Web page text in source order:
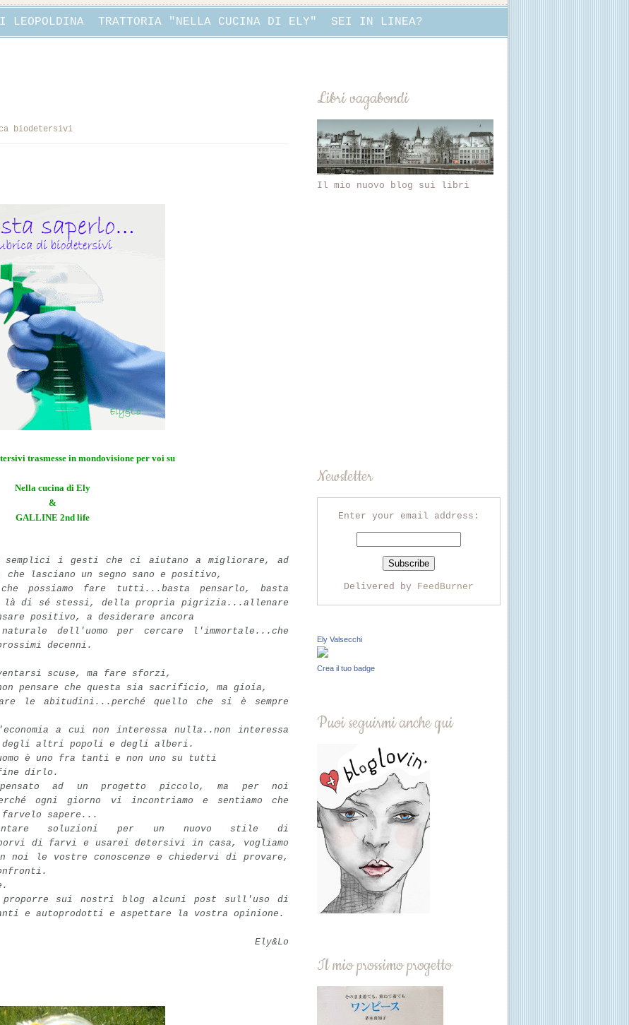
LEOPOLDINA TRATTORIA "NELLA CUCINA DI ELY" SEI IN LINEA?
biodetersivi
trasmesse in mondovisione per voi su
Nella cucina di Ely
&
GALLINE 2nd life
semplici i gesti che ci aiutano a migliorare, ad
lasciano un segno sano e positivo,
possiamo fare tutti...basta pensarlo, basta
là di sé stessi, della propria pigrizia...allenare
positivo, a desiderare ancora
dell'uomo per cercare l'immortale...che
decenni.
scuse, ma fare sforzi,
pensare che questa sia sacrificio, ma gioia,
le abitudini... perché quello che si è sempre
a cui non interessa nulla..non interessa
altri popoli e degli alberi.
è uno fra tanti e non uno su tutti
dirlo.
ad un progetto piccolo, ma per noi
ogni giorno vi incontriamo e sentiamo che
sapere...
soluzioni per un nuovo stile di
di farvi e usarei detersivi in casa, vogliamo
noi le vostre conoscenze e chiedervi di provare,
sui nostri blog alcuni post sull'uso di
e autoprodotti e aspettare la vostra opinione.
Ely&Lo
Libri vagabondi
Il mio nuovo blog sui libri
Newsletter
Enter your email address:
Delivered by FeedBurner
Ely Valsecchi
Crea il tuo badge
Puoi seguirmi anche qui
Il mio prossimo progetto